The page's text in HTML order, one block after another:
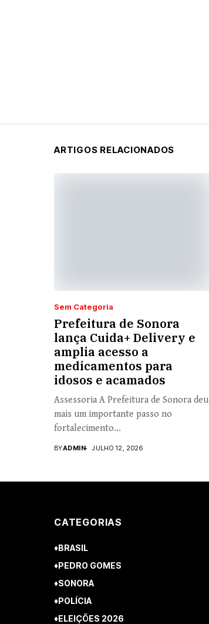
ARTIGOS RELACIONADOS
Sem Categoria
Prefeitura de Sonora
lança Cuida+ Delivery e
amplia acesso a
medicamentos para
idosos e acamados
Assessoria A Prefeitura de Sonora deu
mais um importante passo no
fortalecimento...
BYADMIN JULHO 12, 2026
CATEGORIAS
♦BRASIL
♦PEDRO GOMES
♦SONORA
♦POLÍCIA
♦ELEIÇÕES 2026